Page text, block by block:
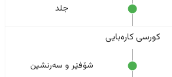
جلد
کورسی کارەبایی
شۆفێر و سەرنشین